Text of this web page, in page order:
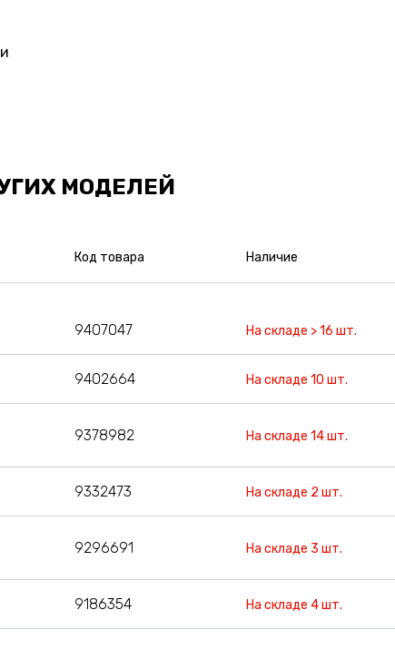
МОДЕЛЕЙ
Код товара Наличие
9407047 На складе > 16 шт.
9402664 На складе 10 шт.
9378982 На складе 14 шт.
9332473 На складе 2 шт.
9296691 На складе 3 шт.
9186354 На складе 4 шт.